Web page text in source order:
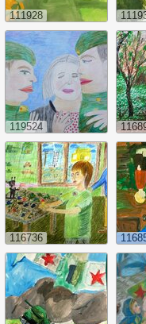
111928
119524
116736